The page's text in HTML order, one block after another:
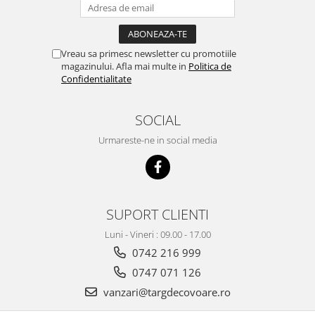
Vreau sa primesc newsletter cu promotiile
magazinului. Afla mai multe in Politica de
Confidentialitate
SOCIAL
Urmareste-ne in social media
SUPORT CLIENTI
Luni - Vineri : 09.00 - 17.00
0742 216 999
0747 071 126
vanzari@targdecovoare.ro